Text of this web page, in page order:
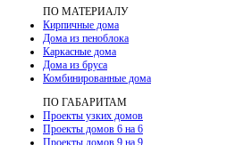
ПО МАТЕРИАЛУ
Кирпичные дома
Дома из пеноблока
Каркасные дома
Дома из бруса
Комбинированные дома
ПО ГАБАРИТАМ
Проекты узких домов
Проекты домов 6 на 6
Проекты домов 9 на 9